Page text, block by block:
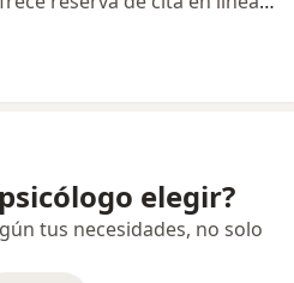
elegir?
tus necesidades, no solo